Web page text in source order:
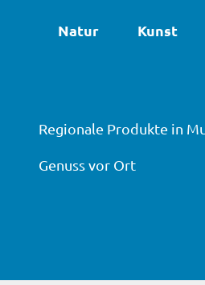
Natur Kunst
Regionale Produkte in
Genuss vor Ort